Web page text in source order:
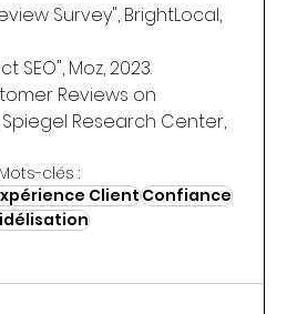
Survey", BrightLocal,
SEO", Moz, 2023.
Reviews on
Research Center,
Mots-clés :
ClientConfiance